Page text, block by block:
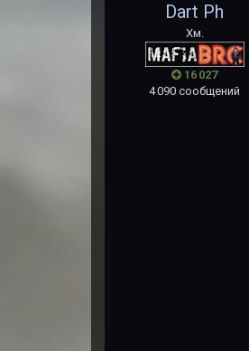
Dart Ph
Хм.
16 027
4 090 сообщений